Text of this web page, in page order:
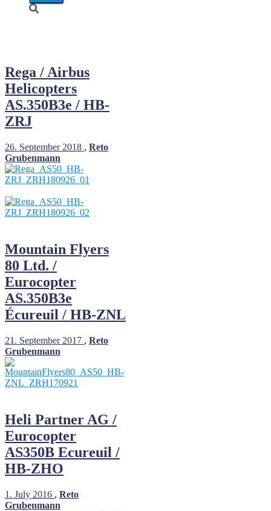
Rega / Airbus
Helicopters
AS.350B3e / HB-
ZRJ
26. September 2018 , Reto
Grubenmann
Mountain Flyers
80 Ltd. /
Eurocopter
AS.350B3e
Écureuil / HB-ZNL
21. September 2017 , Reto
Grubenmann
Heli Partner AG /
Eurocopter
AS350B Ecureuil /
HB-ZHO
1. July 2016 , Reto
Grubenmann